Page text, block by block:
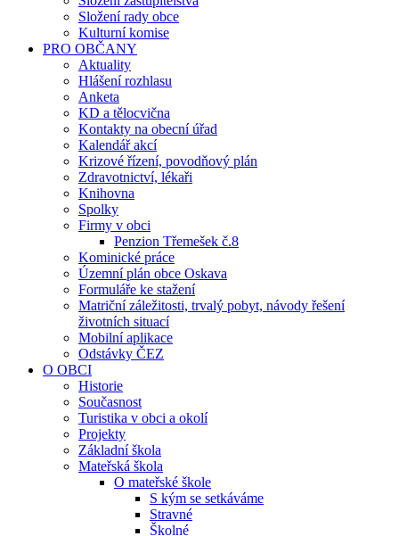
Složení rady obce
Kulturní komise
PRO OBČANY
Aktuality
Hlášení rozhlasu
Anketa
KD a tělocvična
Kontakty na obecní úřad
Kalendář akcí
Krizové řízení, povodňový plán
Zdravotnictví, lékaři
Knihovna
Spolky
Firmy v obci
Penzion Třemešek č.8
Kominické práce
Územní plán obce Oskava
Formuláře ke stažení
Matriční záležitosti, trvalý pobyt, návody řešení
životních situací
Mobilní aplikace
Odstávky ČEZ
O OBCI
Historie
Současnost
Turistika v obci a okolí
Projekty
Základní škola
Mateřská škola
O mateřské škole
S kým se setkáváme
Stravné
Školné